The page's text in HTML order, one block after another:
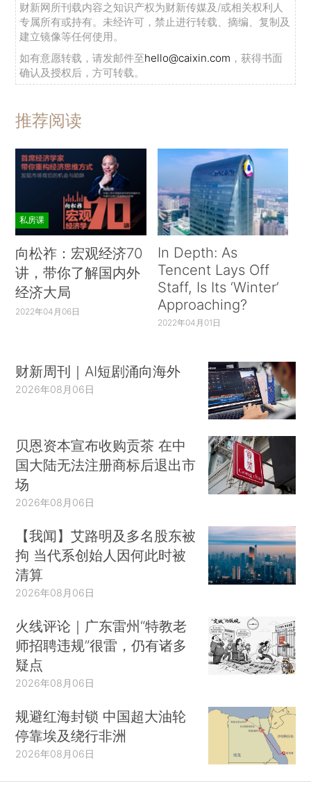
财新网所刊载内容之知识产权为财新传媒及/或相关权利人
专属所有或持有。未经许可，禁止进行转载、摘编、复制及
建立镜像等任何使用。
如有意愿转载，请发邮件至hello@caixin.com ，获得书面
确认及授权后，方可转载。
推荐阅读
私房课
向松祚：宏观经济70
讲，带你了解国内外
经济大局
2022年04月06日
In Depth: As
Tencent Lays Off
Staff, Is Its ‘Winter’
Approaching?
2022年04月01日
财新周刊｜AI短剧涌向海外
2026年08月06日
贝恩资本宣布收购贡茶 在中
国大陆无法注册商标后退出市
场
2026年08月06日
【我闻】艾路明及多名股东被
拘 当代系创始人因何此时被
清算
2026年08月06日
火线评论｜广东雷州“特教老
师招聘违规”很雷，仍有诸多
疑点
2026年08月06日
规避红海封锁 中国超大油轮
停靠埃及绕行非洲
2026年08月06日